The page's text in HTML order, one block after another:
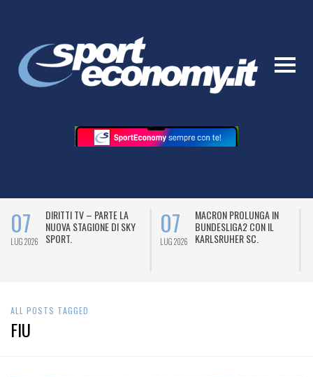
07
LUG 2026
DIRITTI TV – PARTE LA
NUOVA STAGIONE DI SKY
SPORT.
07
LUG 2026
MACRON PROLUNGA IN
BUNDESLIGA2 CON IL
KARLSRUHER SC.
ALL POSTS TAGGED
FIU